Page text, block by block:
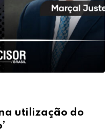
utilização do